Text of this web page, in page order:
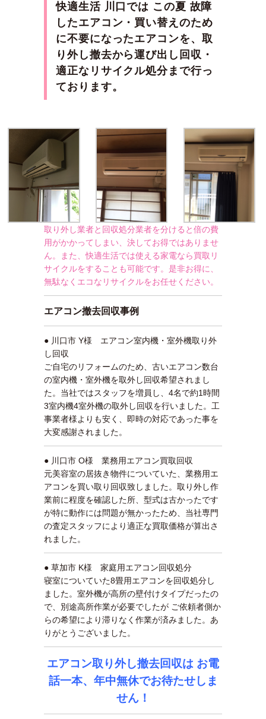
快適生活 川口では この夏 故障
したエアコン・買い替えのため
に不要になったエアコンを、取
り外し撤去から運び出し回収・
適正なリサイクル処分まで行っ
ております。
取り外し業者と回収処分業者を分けると倍の費
用がかかってしまい、決してお得ではありませ
ん。また、快適生活では使える家電なら買取リ
サイクルをすることも可能です。是非お得に、
無駄なくエコなリサイクルをお任せください。
エアコン撤去回収事例
● 川口市 Y様 エアコン室内機・室外機取り外
し回収
ご自宅のリフォームのため、古いエアコン数台
の室内機・室外機を取外し回収希望されまし
た。当社ではスタッフを増員し、4名で約1時間
3室内機4室外機の取外し回収を行いました。工
事業者様よりも安く、即時の対応であった事を
大変感謝されました。
● 川口市 O様 業務用エアコン買取回収
元美容室の居抜き物件についていた、業務用エ
アコンを買い取り回収致しました。取り外し作
業前に程度を確認した所、型式は古かったです
が特に動作には問題が無かったため、当社専門
の査定スタッフにより適正な買取価格が算出さ
れました。
● 草加市 K様 家庭用エアコン回収処分
寝室についていた8畳用エアコンを回収処分し
ました。室外機が高所の壁付けタイプだったの
で、別途高所作業が必要でしたが ご依頼者側か
らの希望により滞りなく作業が済みました。あ
りがとうございました。
エアコン取り外し撤去回収は お電
話一本、年中無休でお待たせしま
せん！